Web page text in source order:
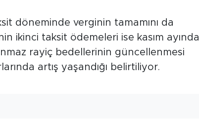
döneminde verginin tamamını da
ikinci taksit ödemeleri ise kasım ayında
rayiç bedellerinin güncellenmesi
artış yaşandığı belirtiliyor.